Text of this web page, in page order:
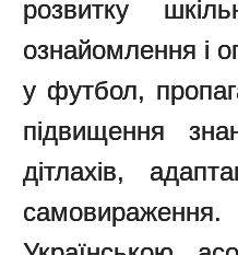
розвитку
ознайомлення і
у футбол,
підвищення
дітлахів,